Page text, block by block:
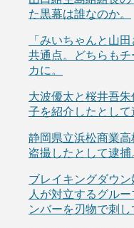
た黒幕は誰なのか。
「みいちゃんと山
共通点。どちらも
カに。
大波優太と桜井吾
子を紹介したとして
静岡県立浜松商業
盗撮したとして逮捕
ブレイキングダウ
人が対立するグル
ンバーを刃物で刺し